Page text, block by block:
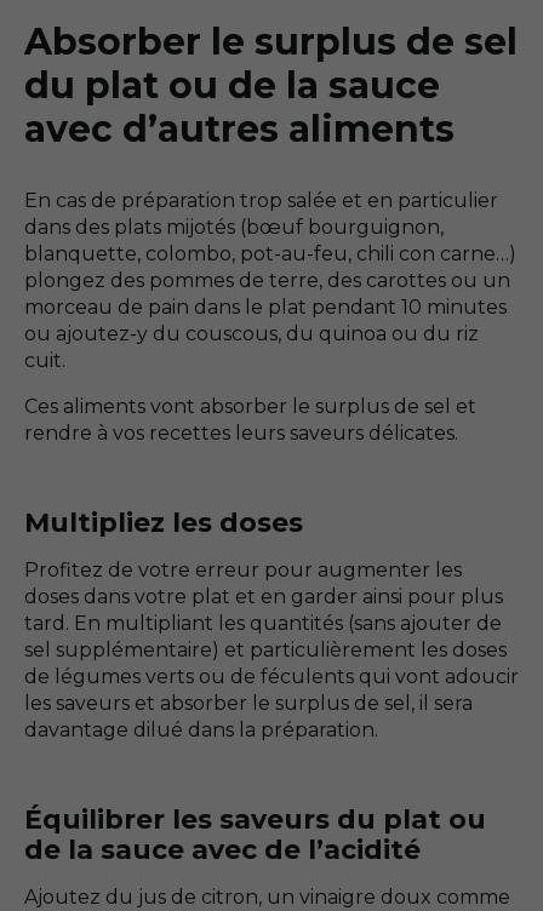
Absorber le surplus de sel
du plat ou de la sauce
avec d’autres aliments
En cas de préparation trop salée et en particulier
dans des plats mijotés (bœuf bourguignon,
blanquette, colombo, pot-au-feu, chili con carne…)
plongez des pommes de terre, des carottes ou un
morceau de pain dans le plat pendant 10 minutes
ou ajoutez-y du couscous, du quinoa ou du riz
cuit.
Ces aliments vont absorber le surplus de sel et
rendre à vos recettes leurs saveurs délicates.
Multipliez les doses
Profitez de votre erreur pour augmenter les
doses dans votre plat et en garder ainsi pour plus
tard. En multipliant les quantités (sans ajouter de
sel supplémentaire) et particulièrement les doses
de légumes verts ou de féculents qui vont adoucir
les saveurs et absorber le surplus de sel, il sera
davantage dilué dans la préparation.
Équilibrer les saveurs du plat ou
de la sauce avec de l’acidité
Ajoutez du jus de citron, un vinaigre doux comme